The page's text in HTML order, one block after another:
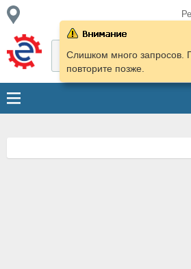
Слишком много запросов.
повторите позже.